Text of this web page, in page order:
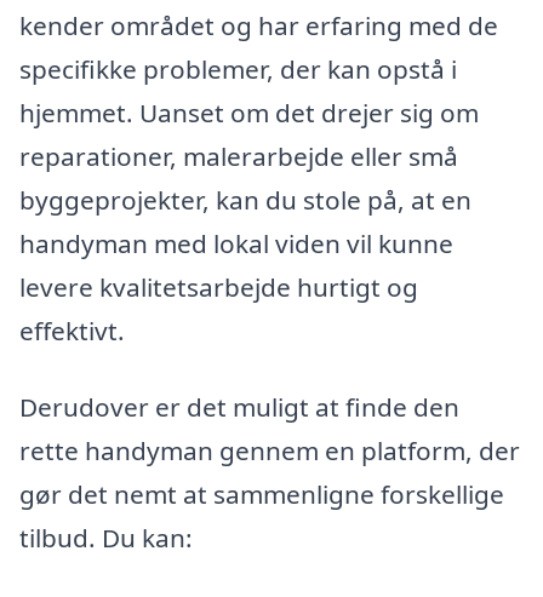
kender området og har erfaring med de
specifikke problemer, der kan opstå i
hjemmet. Uanset om det drejer sig om
reparationer, malerarbejde eller små
byggeprojekter, kan du stole på, at en
handyman med lokal viden vil kunne
levere kvalitetsarbejde hurtigt og
effektivt.
Derudover er det muligt at finde den
rette handyman gennem en platform, der
gør det nemt at sammenligne forskellige
tilbud. Du kan: